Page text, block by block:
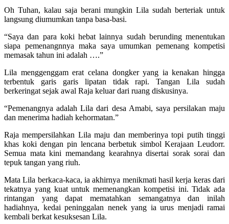
Oh Tuhan, kalau saja berani mungkin Lila sudah berteriak untuk
langsung diumumkan tanpa basa-basi.
“Saya dan para koki hebat lainnya sudah berunding menentukan
siapa pemenangnnya maka saya umumkan pemenang kompetisi
memasak tahun ini adalah ….”
Lila menggenggam erat celana dongker yang ia kenakan hingga
terbentuk garis garis lipatan tidak rapi. Tangan Lila sudah
berkeringat sejak awal Raja keluar dari ruang diskusinya.
“Pemenangnya adalah Lila dari desa Amabi, saya persilakan maju
dan menerima hadiah kehormatan.”
Raja mempersilahkan Lila maju dan memberinya topi putih tinggi
khas koki dengan pin lencana berbetuk simbol Kerajaan Leudorr.
Semua mata kini memandang kearahnya disertai sorak sorai dan
tepuk tangan yang riuh.
Mata Lila berkaca-kaca, ia akhirnya menikmati hasil kerja keras dari
tekatnya yang kuat untuk memenangkan kompetisi ini. Tidak ada
rintangan yang dapat mematahkan semangatnya dan inilah
hadiahnya, kedai peninggalan nenek yang ia urus menjadi ramai
kembali berkat kesuksesan Lila.